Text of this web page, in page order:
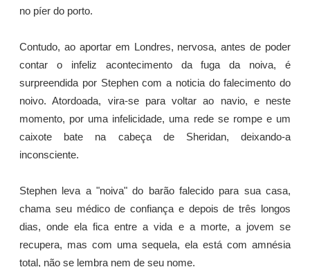
no píer do porto.
Contudo, ao aportar em Londres, nervosa, antes de poder
contar o infeliz acontecimento da fuga da noiva, é
surpreendida por Stephen com a noticia do falecimento do
noivo. Atordoada, vira-se para voltar ao navio, e neste
momento, por uma infelicidade, uma rede se rompe e um
caixote bate na cabeça de Sheridan, deixando-a
inconsciente.
Stephen leva a "noiva" do barão falecido para sua casa,
chama seu médico de confiança e depois de três longos
dias, onde ela fica entre a vida e a morte, a jovem se
recupera, mas com uma sequela, ela está com amnésia
total, não se lembra nem de seu nome.